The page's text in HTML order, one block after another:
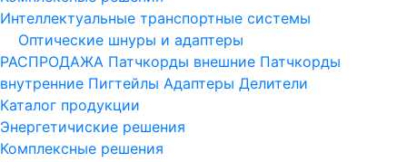
Интеллектуальные транспортные системы
Оптические шнуры и адаптеры
РАСПРОДАЖА Патчкорды внешние Патчкорды
внутренние Пигтейлы Адаптеры Делители
Каталог продукции
Энергетичиские решения
Комплексные решения